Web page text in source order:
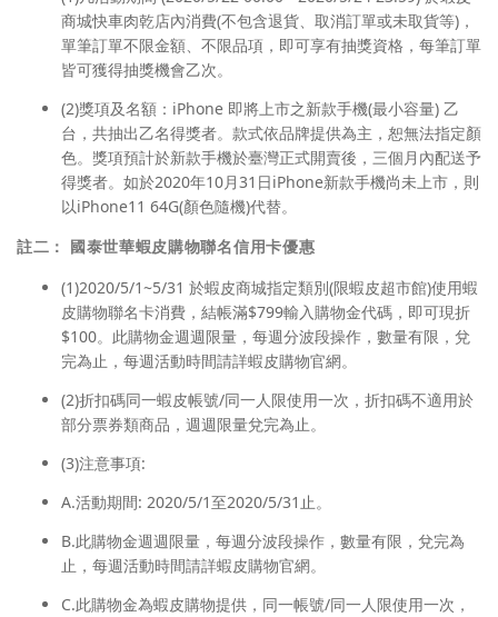
商城快車肉乾店內消費(不包含退貨、取消訂單或未取貨等)，
單筆訂單不限金額、不限品項，即可享有抽獎資格，每筆訂單
皆可獲得抽獎機會乙次。
(2)獎項及名額：iPhone 即將上市之新款手機(最小容量) 乙
台，共抽出乙名得獎者。款式依品牌提供為主，恕無法指定顏
色。獎項預計於新款手機於臺灣正式開賣後，三個月內配送予
得獎者。如於2020年10月31日iPhone新款手機尚未上市，則
以iPhone11 64G(顏色隨機)代替。
註二： 國泰世華蝦皮購物聯名信用卡優惠
(1)2020/5/1~5/31 於蝦皮商城指定類別(限蝦皮超市館)使用蝦
皮購物聯名卡消費，結帳滿$799輸入購物金代碼，即可現折
$100。此購物金週週限量，每週分波段操作，數量有限，兌
完為止，每週活動時間請詳蝦皮購物官網。
(2)折扣碼同一蝦皮帳號/同一人限使用一次，折扣碼不適用於
部分票券類商品，週週限量兌完為止。
(3)注意事項:
A.活動期間: 2020/5/1至2020/5/31止。
B.此購物金週週限量，每週分波段操作，數量有限，兌完為
止，每週活動時間請詳蝦皮購物官網。
C.此購物金為蝦皮購物提供，同一帳號/同一人限使用一次，